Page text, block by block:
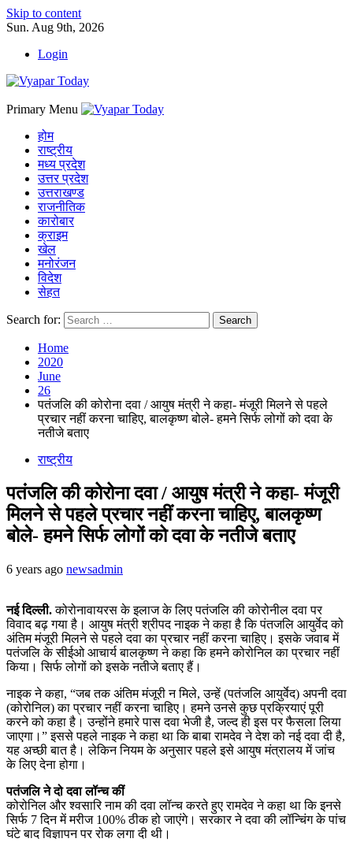
Skip to content
Sun. Aug 9th, 2026
Login
Primary Menu
होम
राष्ट्रीय
मध्य प्रदेश
उत्तर प्रदेश
उत्तराखण्ड
राजनीतिक
कारोबार
क्राइम
खेल
मनोरंजन
विदेश
सेहत
Search for:
Home
2020
June
26
पतंजलि की कोरोना दवा / आयुष मंत्री ने कहा- मंजूरी मिलने से पहले
प्रचार नहीं करना चाहिए, बालकृष्ण बोले- हमने सिर्फ लोगों को दवा के
नतीजे बताए
राष्ट्रीय
पतंजलि की कोरोना दवा / आयुष मंत्री ने कहा- मंजूरी
मिलने से पहले प्रचार नहीं करना चाहिए, बालकृष्ण
बोले- हमने सिर्फ लोगों को दवा के नतीजे बताए
6 years ago newsadmin
नई दिल्ली.कोरोनावायरस के इलाज के लिए पतंजलि की कोरोनील दवा पर
विवाद बढ़ गया है। आयुष मंत्री श्रीपद नाइक ने कहा है कि पंतजलि आयुर्वेद को
अंतिम मंजूरी मिलने से पहले दवा का प्रचार नहीं करना चाहिए। इसके जवाब में
पतंजलि के सीईओ आचार्य बालकृष्ण ने कहा कि हमने कोरोनिल का प्रचार नहीं
किया। सिर्फ लोगों को इसके नतीजे बताए हैं।
नाइक ने कहा, “जब तक अंतिम मंजूरी न मिले, उन्हें (पतंजलि आयुर्वेद) अपनी दवा
(कोरोनिल) का प्रचार नहीं करना चाहिए। हमने उनसे कुछ प्रक्रियाएं पूरी
करने को कहा है। उन्होंने हमारे पास दवा भेजी है, जल्द ही इस पर फैसला लिया
जाएगा।” इससे पहले नाइक ने कहा था कि बाबा रामदेव ने देश को नई दवा दी है,
यह अच्छी बात है। लेकिन नियम के अनुसार पहले इसे आयुष मंत्रालय में जांच
के लिए देना होगा।
पतंजलि ने दो दवा लॉन्च कीं
कोरोनिल और श्वसारि नाम की दवा लॉन्च करते हुए रामदेव ने कहा था कि इनसे
सिर्फ 7 दिन में मरीज 100% ठीक हो जाएंगे। सरकार ने दवा की लॉन्चिंग के पांच
घंटे बाद विज्ञापन पर रोक लगा दी थी।